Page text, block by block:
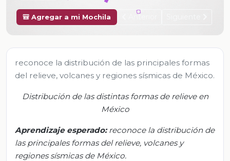
🎒 Agregar a mi Mochila Anterior
reconoce la distribución de las principales formas
del relieve, volcanes y regiones sísmicas de México.
Distribución de las distintas formas de relieve en
México
Aprendizaje esperado: reconoce la distribución de
las principales formas del relieve, volcanes y
regiones sísmicas de México.